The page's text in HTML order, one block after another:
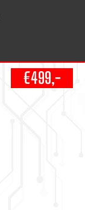
€499,-